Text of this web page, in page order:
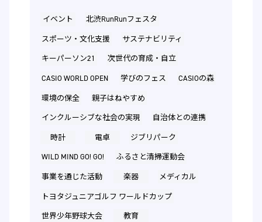
イベント
北渋RunRunフェスタ
スポーツ・文化支援
サステナビリティ
キーパーソン21
次世代の育成・自立
CASIO WORLD OPEN
学びのフェス
CASIOの森
環境の保全
親子はねやすめ
インクルーシブな社会の実現
自治体との連携
時計
電卓
ジブリパーク
WILD MIND GO! GO!
ふるさと清掃運動会
事業を通じた活動
楽器
メディカル
トヨタジュニアゴルフ ワールドカップ
世界少年野球大会
教育